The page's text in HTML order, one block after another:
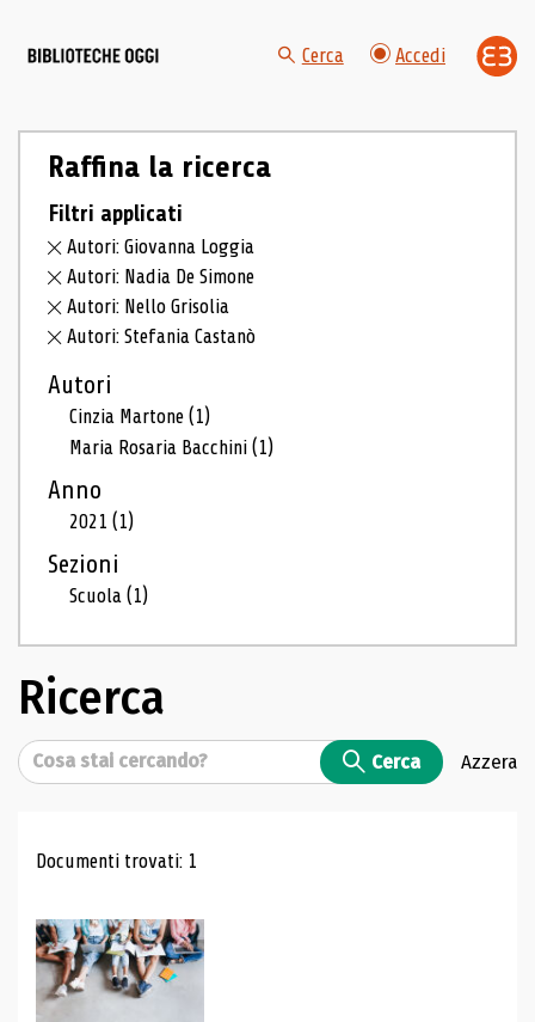
Cerca Accedi
Raffina la ricerca
Filtri applicati
Autori: Giovanna Loggia
Autori: Nadia De Simone
Autori: Nello Grisolia
Autori: Stefania Castanò
Autori
Cinzia Martone(1)
Maria Rosaria Bacchini(1)
Anno
2021(1)
Sezioni
Scuola(1)
Ricerca
Cerca Cerca Azzera
Risultati di ricerca
Documenti trovati: 1